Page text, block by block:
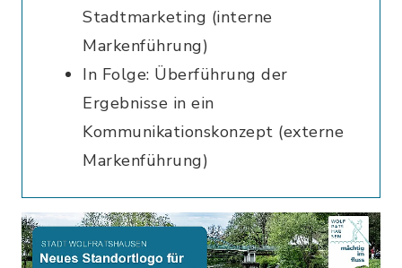
Stadtmarketing (interne
Markenführung)
In Folge: Überführung der
Ergebnisse in ein
Kommunikationskonzept (externe
Markenführung)